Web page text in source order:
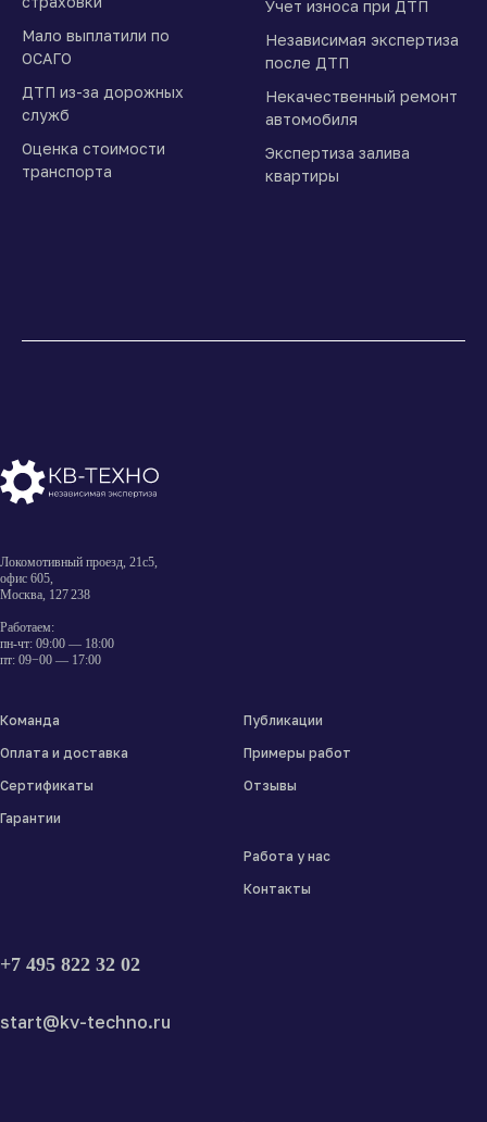
Мало выплатили по
ОСАГО
ДТП из-за дорожных
служб
Оценка стоимости
транспорта
Учет износа при ДТП
Независимая экспертиза
после ДТП
Некачественный ремонт
автомобиля
Экспертиза залива
квартиры
Локомотивный проезд, 21с5,
офис 605,
Москва, 127 238
Работаем:
пн-чт: 09:00 — 18:00
пт: 09−00 — 17:00
Команда
Оплата и доставка
Сертификаты
Гарантии
Публикации
Примеры работ
Отзывы
Работа у нас
Контакты
+7 495 822 32 02
start@kv-techno.ru